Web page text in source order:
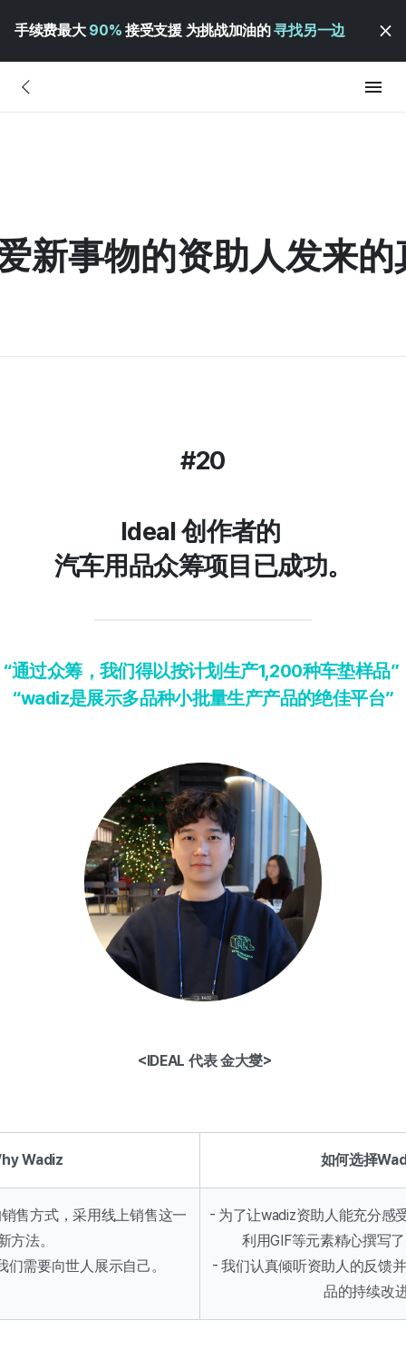
手续费最大 90% 接受支援 为挑战加油的寻找另一边
新事物的资助人发来的
#20
Ideal 创作者的
汽车用品众筹项目已成功。
“通过众筹，我们得以按计划生产1,200种车垫样品”
“wadiz是展示多品种小批量生产产品的绝佳平台”
<IDEAL 代表 金大燮>
Wadiz 如何选择
方法。
需要向世人展示自己。
- 为了让wadiz资助人能充分感
利用GIF等元素精心撰写
- 我们认真倾听资助人的反馈
品的持续改